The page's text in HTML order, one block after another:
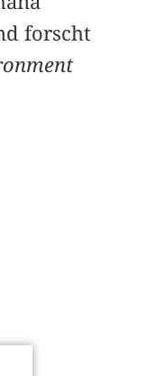
forscht